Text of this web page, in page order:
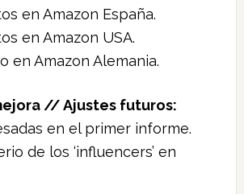
en Amazon España.
en Amazon USA.
en Amazon Alemania.
// Ajustes futuros:
en el primer informe.
de los ‘influencers’ en